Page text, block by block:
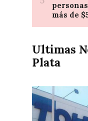
Ultimas
Plata